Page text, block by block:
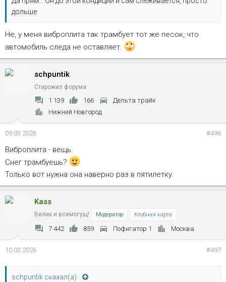
дольше
Не, у меня виброплита так трамбует тот же песок, что
автомобиль следа не оставляет.
schpuntik
Старожил форума
1 139 166
Дельта трайк
Нижний Новгород
09.03.2026 #496
Виброплита - вещь.
Снег трамбуешь?
Только вот нужна она наверно раз в пятилетку.
Kass
Велик и всемогущ! Модератор Клубная карта
7 442 859 Пофигатор 1 Москва
10.03.2026 #497
schpuntik сказал(а):